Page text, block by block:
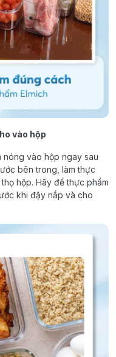
vào hộp
vào hộp ngay sau
bên trong, làm thực
hộp. Hãy để thực phẩm
khi đậy nắp và cho